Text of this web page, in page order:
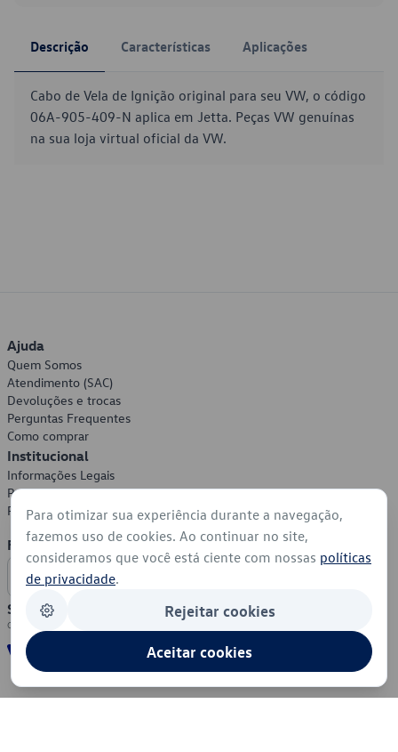
Descrição Características Aplicações
Cabo de Vela de Ignição original para seu VW, o código
06A-905-409-N aplica em Jetta. Peças VW genuínas
na sua loja virtual oficial da VW.
Ajuda
Quem Somos
Atendimento (SAC)
Devoluções e trocas
Perguntas Frequentes
Como comprar
Institucional
Informações Legais
Política de Privacidade
Política de Cookies
Formas de Pagamento
Segurança
Para otimizar sua experiência durante a navegação,
fazemos uso de cookies. Ao continuar no site,
consideramos que você está ciente com nossas políticas
de privacidade.
Rejeitar cookies
Aceitar cookies